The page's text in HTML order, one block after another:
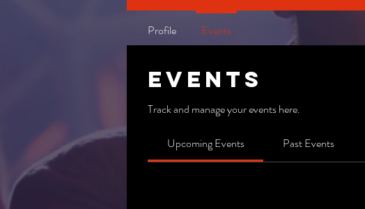
Events
Track and manage your events here.
Upcoming Events Past Events
Profile Events